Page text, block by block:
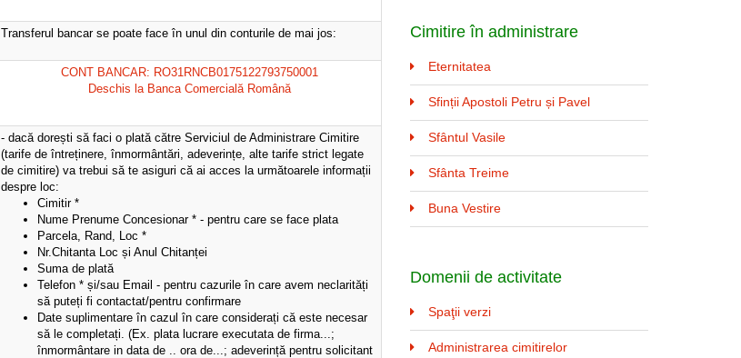
Transferul bancar se poate face în unul din conturile de mai jos:
CONT BANCAR: RO31RNCB0175122793750001
Deschis la Banca Comercială Română
- dacă dorești să faci o plată către Serviciul de Administrare Cimitire
(tarife de întreținere, înmormântări, adeverințe, alte tarife strict legate
de cimitire) va trebui să te asiguri că ai acces la următoarele informații
despre loc:
Cimitir *
Nume Prenume Concesionar * - pentru care se face plata
Parcela, Rand, Loc *
Nr.Chitanta Loc și Anul Chitanței
Suma de plată
Telefon * și/sau Email - pentru cazurile în care avem neclarități
să puteți fi contactat/pentru confirmare
Date suplimentare în cazul în care considerați că este necesar
să le completați. (Ex. plata lucrare executata de firma...;
înmormântare in data de .. ora de...; adeverință pentru solicitant
Cimitire în administrare
Eternitatea
Sfinții Apostoli Petru și Pavel
Sfântul Vasile
Sfânta Treime
Buna Vestire
Domenii de activitate
Spaţii verzi
Administrarea cimitirelor